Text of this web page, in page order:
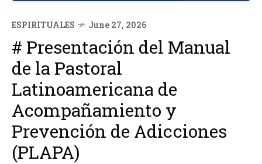
ESPIRITUALES June 27, 2026
# Presentación del Manual
de la Pastoral
Latinoamericana de
Acompañamiento y
Prevención de Adicciones
(PLAPA)